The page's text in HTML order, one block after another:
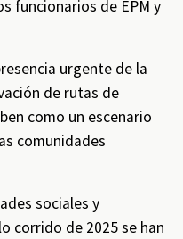
funcionarios de EPM y
urgente de la
de rutas de
como un escenario
comunidades
sociales y
corrido de 2025 se han